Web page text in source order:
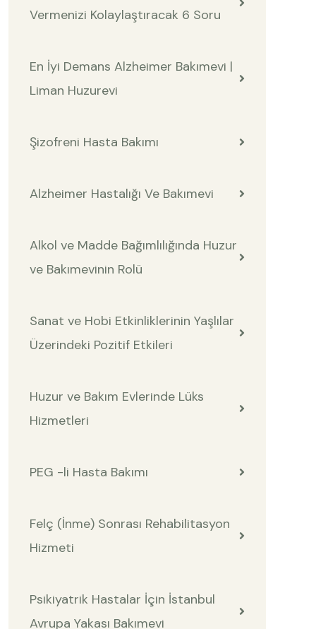
Vermenizi Kolaylaştıracak 6 Soru
En İyi Demans Alzheimer Bakımevi |
Liman Huzurevi
Şizofreni Hasta Bakımı
Alzheimer Hastalığı Ve Bakımevi
Alkol ve Madde Bağımlılığında Huzur
ve Bakımevinin Rolü
Sanat ve Hobi Etkinliklerinin Yaşlılar
Üzerindeki Pozitif Etkileri
Huzur ve Bakım Evlerinde Lüks
Hizmetleri
PEG -li Hasta Bakımı
Felç (İnme) Sonrası Rehabilitasyon
Hizmeti
Psikiyatrik Hastalar İçin İstanbul
Avrupa Yakası Bakımevi